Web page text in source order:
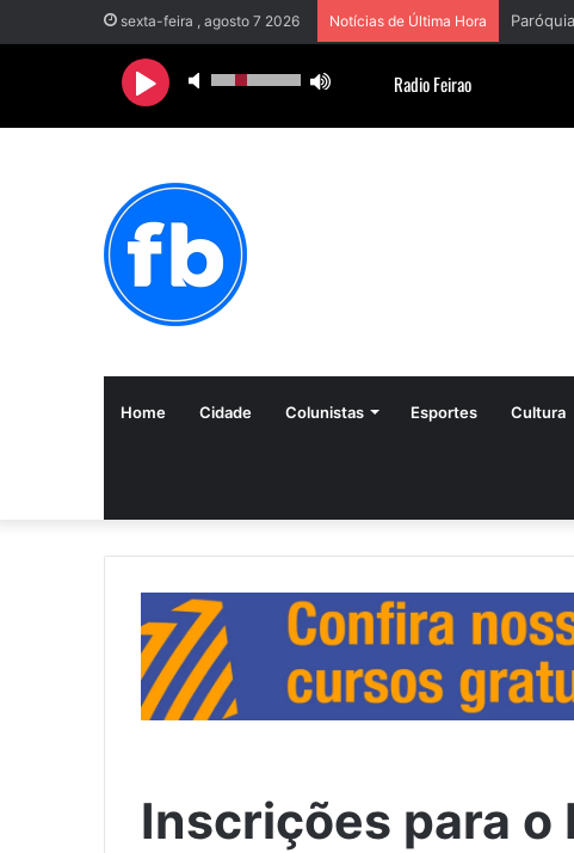
sexta-feira , agosto 7 2026 Notícias de Última Hora
Home Cidade Colunistas Esportes Cultura
Inscrições para o